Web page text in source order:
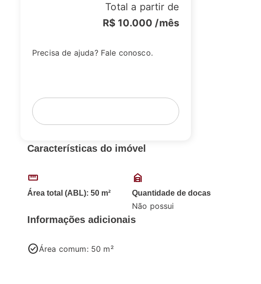
Total a partir de
R$ 10.000 /mês
Precisa de ajuda? Fale conosco.
Características do imóvel
straighten
Área total (ABL): 50 m²
garage_home
Quantidade de docas
Não possui
Informações adicionais
check_circleÁrea comum: 50 m²